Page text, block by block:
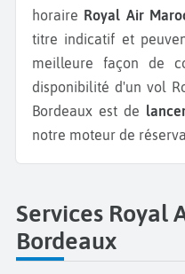
horaire Royal Air
titre indicatif et
meilleure façon de
disponibilité d'un vol
Bordeaux est de
notre moteur de
Services Royal
Bordeaux